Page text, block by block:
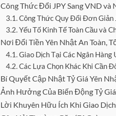
Công Thức Đổi JPY Sang VND
Công Thức Quy Đổi Đơn Giản
Yếu Tố Kinh Tế Toàn Cầu và
Nơi Đổi Tiền Yên Nhật An Toàn,
Giao Dịch Tại Các Ngân Hàng
Các Lựa Chọn Khác Khi Cần
Bí Quyết Cập Nhật Tỷ Giá Yên
Ảnh Hưởng Của Biến Động Tỷ
Lời Khuyên Hữu Ích Khi Giao